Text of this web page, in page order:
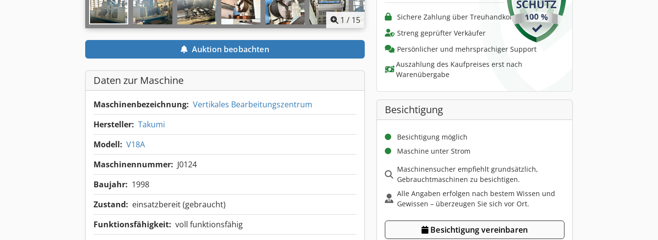
1 / 15
Auktion beobachten
Daten zur Maschine
Maschinenbezeichnung: Vertikales Bearbeitungszentrum
Hersteller: Takumi
Modell: V18A
Maschinennummer: J0124
Baujahr: 1998
Zustand: einsatzbereit (gebraucht)
Funktionsfähigkeit: voll funktionsfähig
Sichere Zahlung über Treuhandkonto
Streng geprüfter Verkäufer
Persönlicher und mehrsprachiger Support
Auszahlung des Kaufpreises erst nach
Warenübergabe
Besichtigung
Besichtigung möglich
Maschine unter Strom
Maschinensucher empfiehlt grundsätzlich,
Gebrauchtmaschinen zu besichtigen.
Alle Angaben erfolgen nach bestem Wissen und
Gewissen – überzeugen Sie sich vor Ort.
Besichtigung vereinbaren